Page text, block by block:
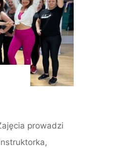
prowadzi